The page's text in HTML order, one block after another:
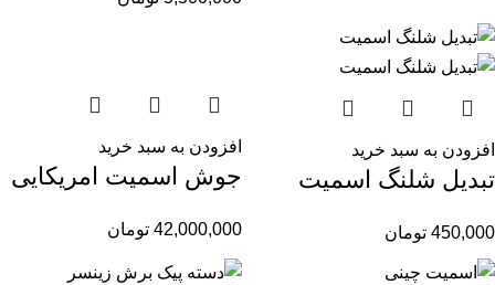
افزودن به سبد خرید
تبدیل شلنگ اسمیت
450,000 تومان
افزودن به سبد خرید
جوش اسمیت امریکایی
42,000,000 تومان